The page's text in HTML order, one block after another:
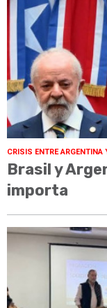
CRISIS ENTRE ARGENTINA
Brasil y
importa